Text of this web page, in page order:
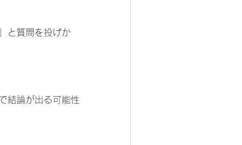
と質問を投げか
結論が出る可能性